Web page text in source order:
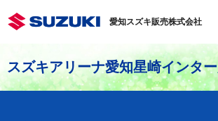
愛知スズキ販売株式会社
スズキアリーナ愛知星崎インタ